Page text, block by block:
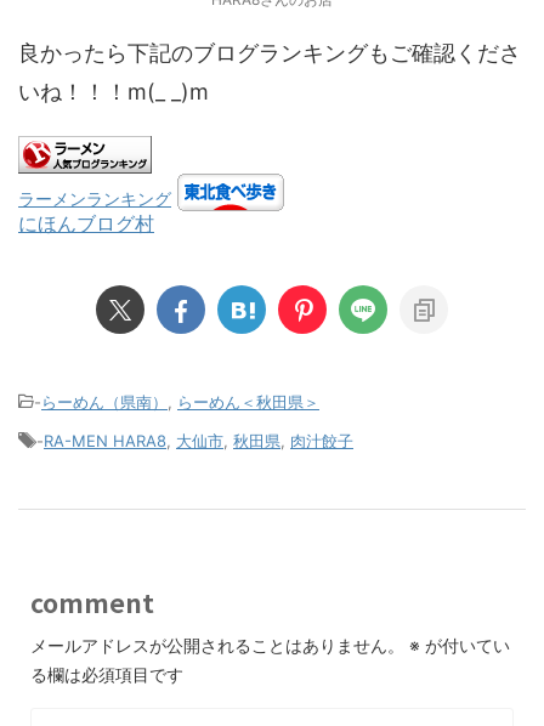
良かったら下記のブログランキングもご確認くださ
いね！！！m(_ _)m
ラーメンランキング
にほんブログ村
-らーめん（県南）
らーめん＜秋田県＞
-RA-MEN HARA8 大仙市 秋田県 肉汁餃子
comment
メールアドレスが公開されることはありません。 ※ が付いてい
る欄は必須項目です